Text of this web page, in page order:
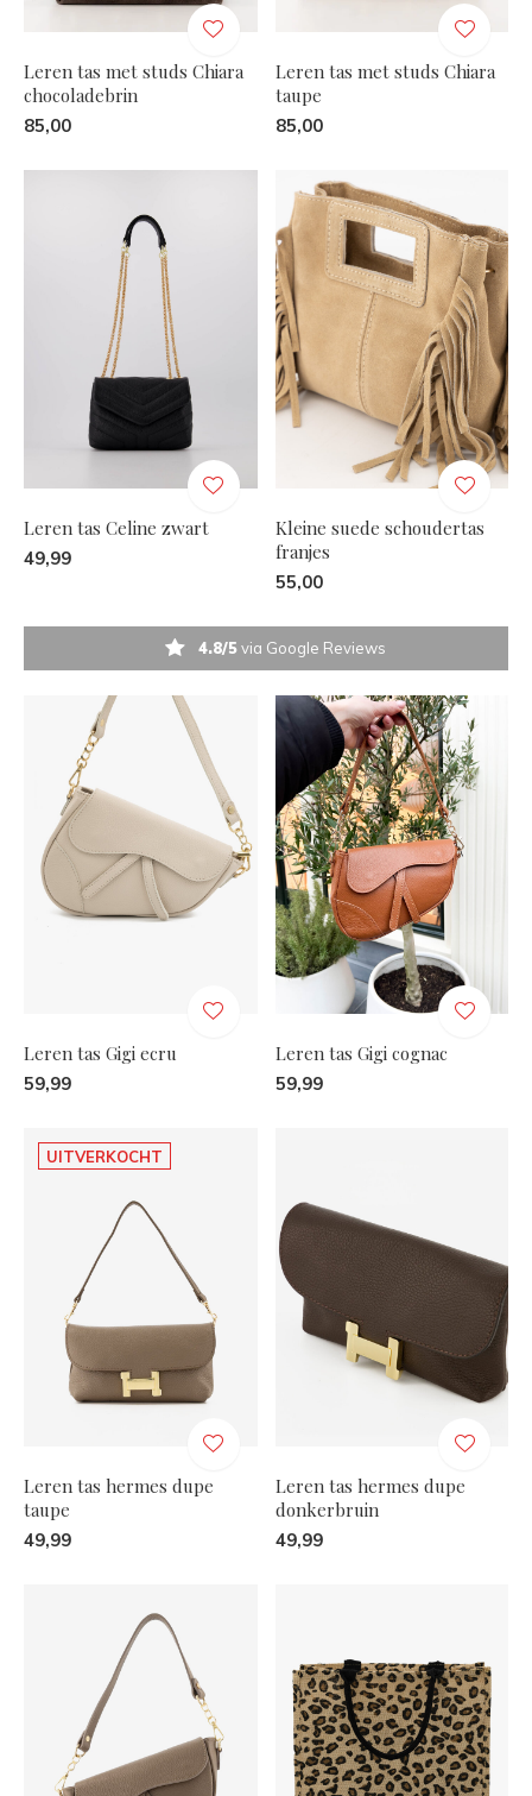
Leren tas met studs Chiara
chocoladebrin
85,00
Leren tas met studs Chiara
taupe
85,00
Leren tas Celine zwart
49,99
Kleine suede schoudertas
franjes
55,00
4.8/5via Google Reviews
Leren tas Gigi ecru
59,99
Leren tas Gigi cognac
59,99
UITVERKOCHT
Leren tas hermes dupe
taupe
49,99
Leren tas hermes dupe
donkerbruin
49,99